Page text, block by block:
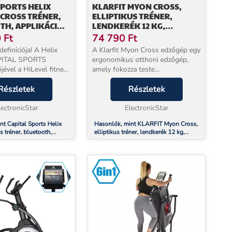
HELIX
TRÉNER,
APPLIKÁCIÓ,
Ft
A Helix
SPORTS
a HiLevel fitness
otthon
Ennek
a kardiókerékpár
követelményn...
Capital Sports Helix
tréner, bluetooth,
kg-os lendkerék
KLARFIT MYON CROSS,
ELLIPTIKUS TRÉNER,
LENDKERÉK 12 KG,
SILENTBELT SYSTEM
74 790 Ft
A Klarfit Myon Cross edzőgép egy
ergonomikus otthoni edzőgép,
amely fokozza teste
teljesítményét, és újra mozgásba
hozza szív- és érrendszerét. Valódi
cross edzőgépként a készülék
olyan edzéseket kíná...
Részletek
ElectronicStar
Hasonlók, mint KLARFIT Myon Cross,
elliptikus tréner, lendkerék 12 kg,
SilentBelt System